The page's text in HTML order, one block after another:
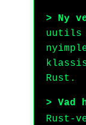
> Ny
uutils
Rust.
> Vad
Rust-